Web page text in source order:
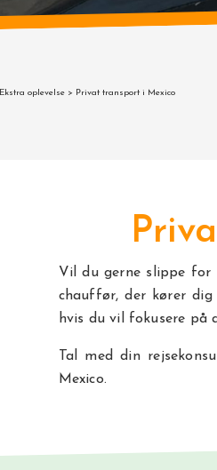
Ekstra oplevelse > Privat transport i Mexico
Vil du gerne slippe
chauffør, der kører
hvis du vil fokusere
Tal med din
Mexico.